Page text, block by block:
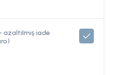
iade